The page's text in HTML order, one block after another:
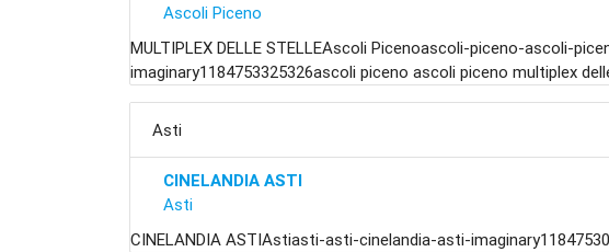
Ascoli Piceno
MULTIPLEX DELLE STELLEAscoli Picenoascoli-piceno-ascoli-
imaginary1184753325326ascoli piceno ascoli piceno multiplex
Asti
CINELANDIA ASTI
Asti
CINELANDIA ASTIAstiasti-asti-cinelandia-asti-